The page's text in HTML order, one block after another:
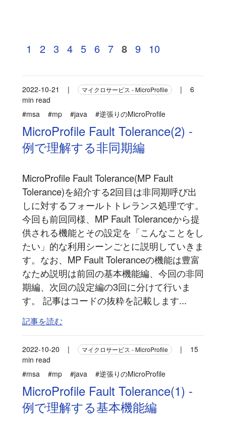
1 2 3 4 5 6 7 8 9 10
2022-10-21 | マイクロサービス - MicroProfile |
6
min read
#msa
#mp #java #逆張りのMicroProfile
MicroProfile Fault Tolerance(2) -
例で理解する非同期編
MicroProfile Fault Tolerance(MP Fault
Tolerance)を紹介する2回目は非同期呼び出
しに対するフォールトトレランス処理です。
今回も前回同様、MP Fault Toleranceから提
供される機能とその設定を「こんなことをし
たい」的な利用シーンごとに説明していきま
す。なお、MP Fault Toleranceの機能は豊富
なため説明は前回の基本機能編、今回の非同
期編、次回の設定編の3回に分けて行いま
す。 記事はコードの抜粋を記載します...
記事を読む
2022-10-20 | マイクロサービス - MicroProfile |
15
min read
#msa
#mp #java #逆張りのMicroProfile
MicroProfile Fault Tolerance(1) -
例で理解する基本機能編